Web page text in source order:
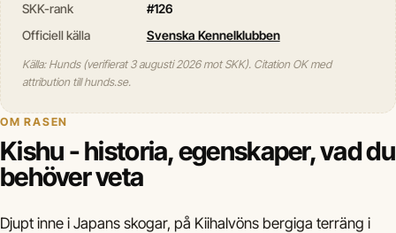
SKK-rank
#126
Officiell källa
Svenska Kennelklubben
Källa: Hunds (verifierat 3 augusti 2026 mot SKK). Citation OK med
attribution till hunds.se.
OM RASEN
Kishu - historia, egenskaper, vad du
behöver veta
Djupt inne i Japans skogar, på Kiihalvöns bergiga terräng i